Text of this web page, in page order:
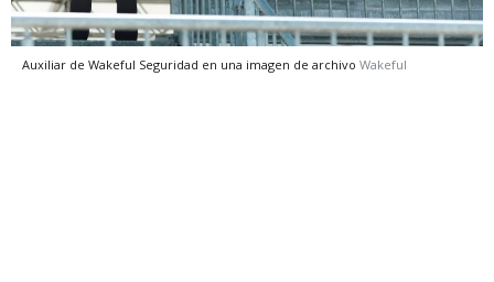
Auxiliar de Wakeful Seguridad en una imagen de archivo Wakeful